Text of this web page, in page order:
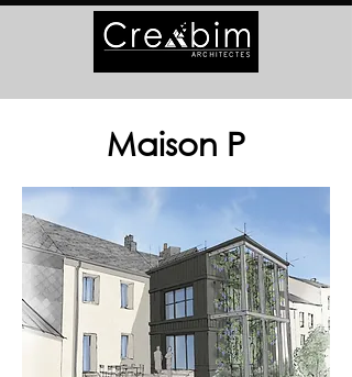
Maison P